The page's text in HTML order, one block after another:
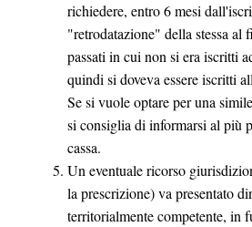
richiedere, entro 6 mesi
"retrodatazione" della stessa
passati in cui non si era iscritti
quindi si doveva essere iscritti
Se si vuole optare per una
si consiglia di informarsi al più
cassa.
Un eventuale ricorso
la prescrizione) va presentato
territorialmente competente, in